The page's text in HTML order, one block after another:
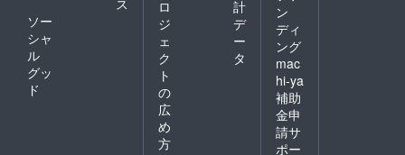
ソー
シャ
ル
グッ
ド
ロ
ジ
ェ
ク
ト
の
広
め
方
計
デ
ー
タ
ン
ディ
ング
mac
hi-ya
補助
金申
請サ
ポー